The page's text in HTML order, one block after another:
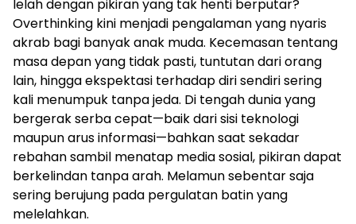
lelah dengan pikiran yang tak henti berputar?
Overthinking kini menjadi pengalaman yang nyaris
akrab bagi banyak anak muda. Kecemasan tentang
masa depan yang tidak pasti, tuntutan dari orang
lain, hingga ekspektasi terhadap diri sendiri sering
kali menumpuk tanpa jeda. Di tengah dunia yang
bergerak serba cepat—baik dari sisi teknologi
maupun arus informasi—bahkan saat sekadar
rebahan sambil menatap media sosial, pikiran dapat
berkelindan tanpa arah. Melamun sebentar saja
sering berujung pada pergulatan batin yang
melelahkan.